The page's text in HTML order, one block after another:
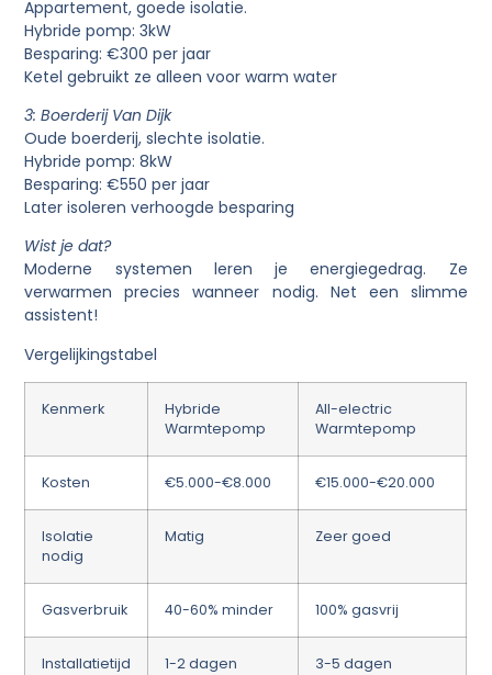
Appartement, goede isolatie.
Hybride pomp: 3kW
Besparing: €300 per jaar
Ketel gebruikt ze alleen voor warm water
3: Boerderij Van Dijk
Oude boerderij, slechte isolatie.
Hybride pomp: 8kW
Besparing: €550 per jaar
Later isoleren verhoogde besparing
Wist je dat?
Moderne systemen leren je energiegedrag. Ze
verwarmen precies wanneer nodig. Net een slimme
assistent!
Vergelijkingstabel
Kenmerk
Hybride
Warmtepomp
All-electric
Warmtepomp
Kosten €5.000-€8.000 €15.000-€20.000
Isolatie
nodig
Matig Zeer goed
Gasverbruik 40-60% minder 100% gasvrij
Installatietijd 1-2 dagen 3-5 dagen